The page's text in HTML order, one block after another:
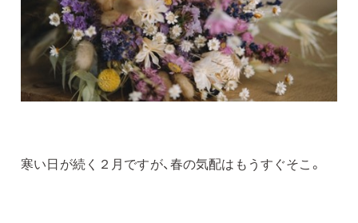
寒い日が続く２月ですが、春の気配はもうすぐそこ。